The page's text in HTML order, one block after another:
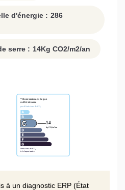
d'énergie : 286
serre : 14Kg CO2/m2/an
à un diagnostic ERP (État